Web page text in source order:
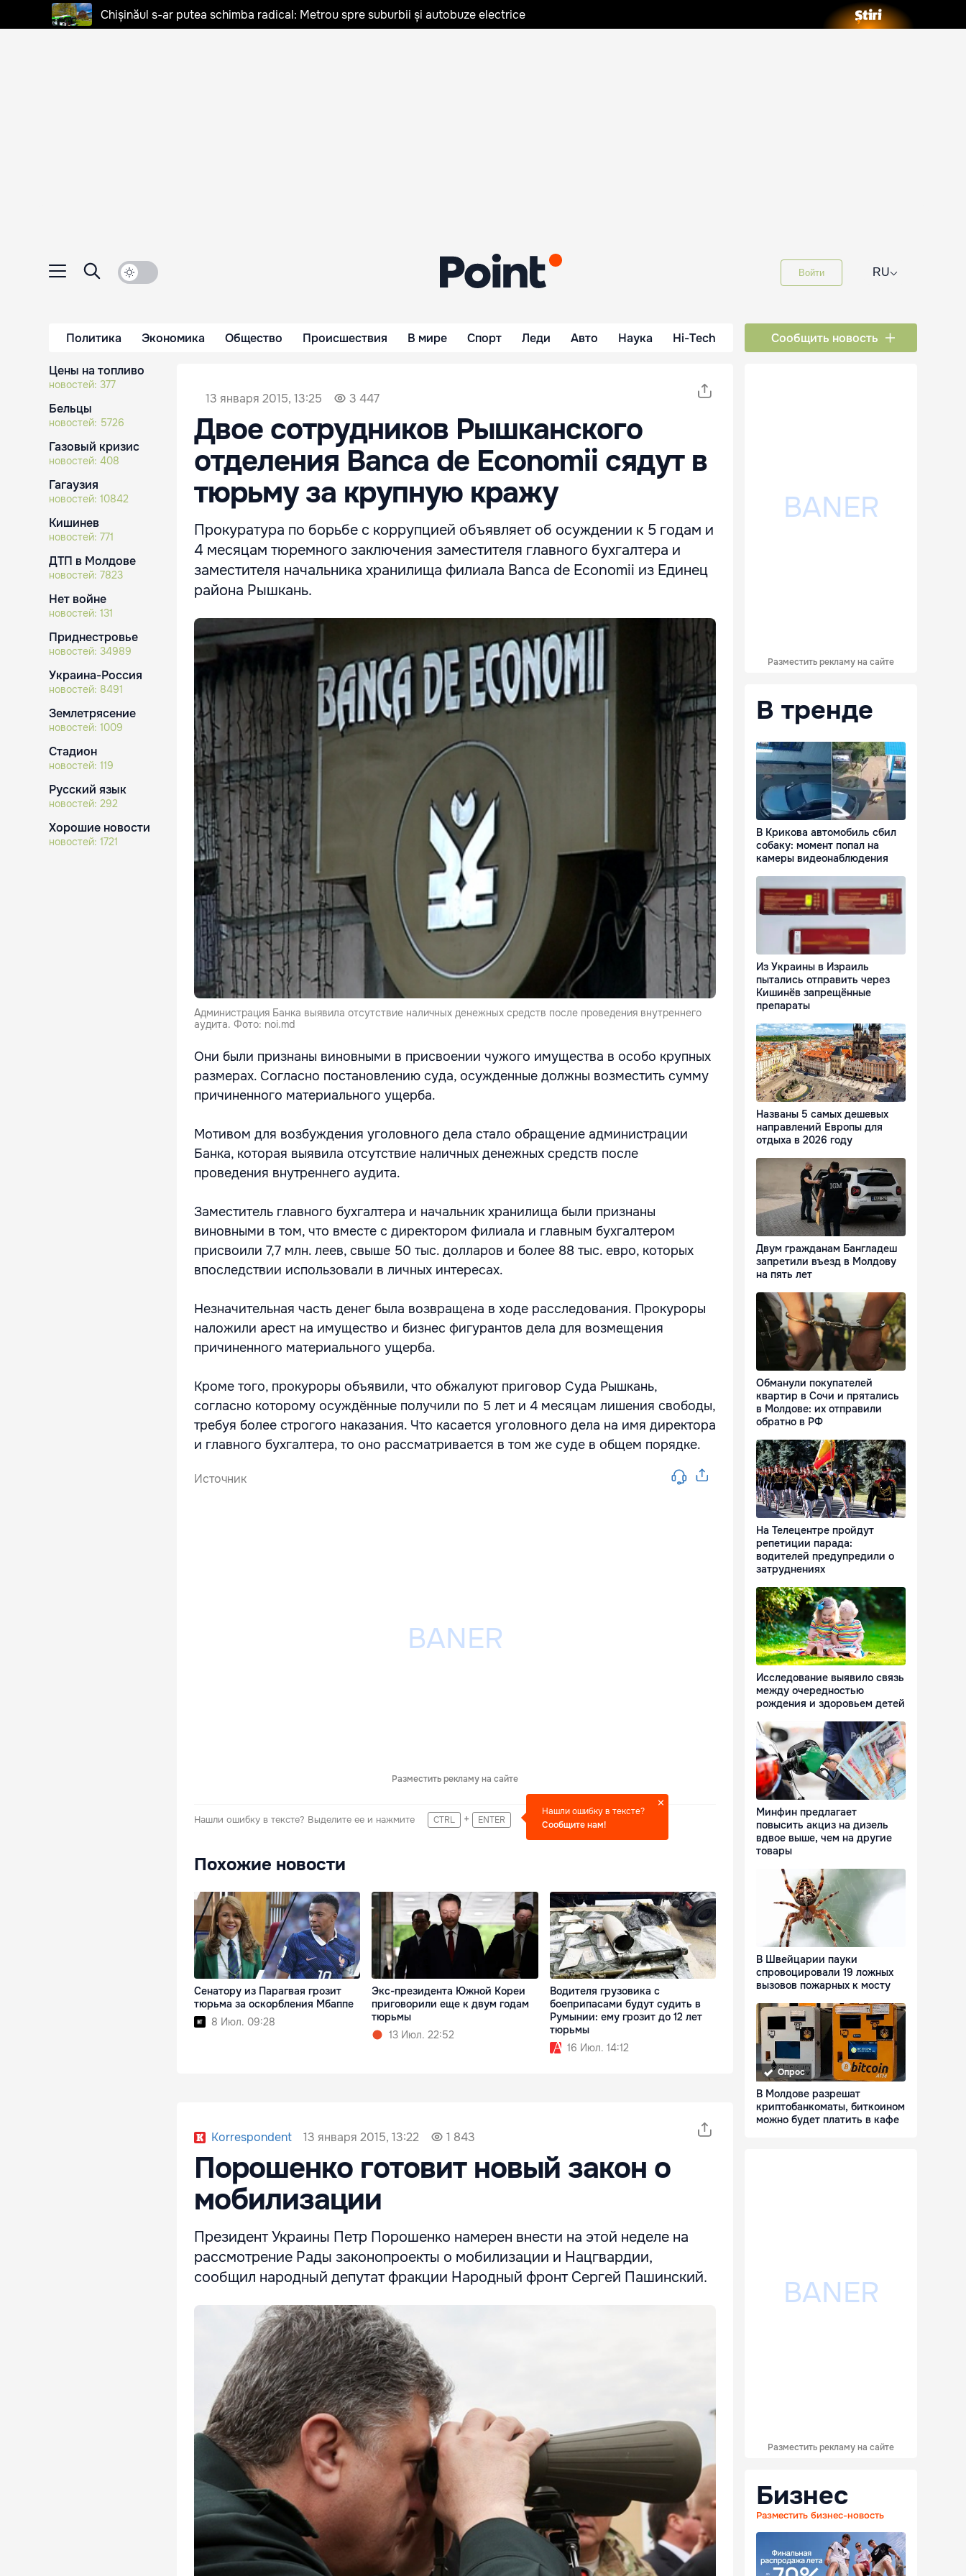
Chișinăul s-ar putea schimba radical: Metrou spre suburbii și autobuze electrice
Войти RU⌵
Политика Экономика Общество Происшествия В мире Спорт Леди Авто Наука Hi-Tech Сообщить новость
Цены на топливо
новостей: 377
Бельцы
новостей: 5726
Газовый кризис
новостей: 408
Гагаузия
новостей: 10842
Кишинев
новостей: 771
ДТП в Молдове
новостей: 7823
Нет войне
новостей: 131
Приднестровье
новостей: 34989
Украина-Россия
новостей: 8491
Землетрясение
новостей: 1009
Стадион
новостей: 119
Русский язык
новостей: 292
Хорошие новости
новостей: 1721
13 января 2015, 13:25 3 447
Двое сотрудников Рышканского
отделения Banca de Economii сядут в
тюрьму за крупную кражу
Прокуратура по борьбе с коррупцией объявляет об осуждении к 5 годам и
4 месяцам тюремного заключения заместителя главного бухгалтера и
заместителя начальника хранилища филиала Banca de Economii из Единец
района Рышкань.
Администрация Банка выявила отсутствие наличных денежных средств после проведения внутреннего
аудита. Фото: noi.md
Они были признаны виновными в присвоении чужого имущества в особо крупных
размерах. Согласно постановлению суда, осужденные должны возместить сумму
причиненного материального ущерба.
Мотивом для возбуждения уголовного дела стало обращение администрации
Банка, которая выявила отсутствие наличных денежных средств после
проведения внутреннего аудита.
Заместитель главного бухгалтера и начальник хранилища были признаны
виновными в том, что вместе с директором филиала и главным бухгалтером
присвоили 7,7 млн. леев, свыше 50 тыс. долларов и более 88 тыс. евро, которых
впоследствии использовали в личных интересах.
Незначительная часть денег была возвращена в ходе расследования. Прокуроры
наложили арест на имущество и бизнес фигурантов дела для возмещения
причиненного материального ущерба.
Кроме того, прокуроры объявили, что обжалуют приговор Суда Рышкань,
согласно которому осуждённые получили по 5 лет и 4 месяцам лишения свободы,
требуя более строгого наказания. Что касается уголовного дела на имя директора
и главного бухгалтера, то оно рассматривается в том же суде в общем порядке.
Источник
Разместить рекламу на сайте
Нашли ошибку в тексте? Выделите ее и нажмите CTRL + ENTER
Нашли ошибку в тексте?
Сообщите нам!
Похожие новости
Сенатору из Парагвая грозит
тюрьма за оскорбления Мбаппе
8 Июл. 09:28
Экс-президента Южной Кореи
приговорили еще к двум годам
тюрьмы
13 Июл. 22:52
Водителя грузовика с
боеприпасами будут судить в
Румынии: ему грозит до 12 лет
тюрьмы
16 Июл. 14:12
Korrespondent 13 января 2015, 13:22 1 843
Порошенко готовит новый закон о
мобилизации
Президент Украины Петр Порошенко намерен внести на этой неделе на
рассмотрение Рады законопроекты о мобилизации и Нацгвардии,
сообщил народный депутат фракции Народный фронт Сергей Пашинский.
Разместить рекламу на сайте
В тренде
В Крикова автомобиль сбил
собаку: момент попал на
камеры видеонаблюдения
Из Украины в Израиль
пытались отправить через
Кишинёв запрещённые
препараты
Названы 5 самых дешевых
направлений Европы для
отдыха в 2026 году
Двум гражданам Бангладеш
запретили въезд в Молдову
на пять лет
Обманули покупателей
квартир в Сочи и прятались
в Молдове: их отправили
обратно в РФ
На Телецентре пройдут
репетиции парада:
водителей предупредили о
затруднениях
Исследование выявило связь
между очередностью
рождения и здоровьем детей
Минфин предлагает
повысить акциз на дизель
вдвое выше, чем на другие
товары
В Швейцарии пауки
спровоцировали 19 ложных
вызовов пожарных к мосту
Опрос
В Молдове разрешат
криптобанкоматы, биткоином
можно будет платить в кафе
Разместить рекламу на сайте
Бизнес
Разместить бизнес-новость